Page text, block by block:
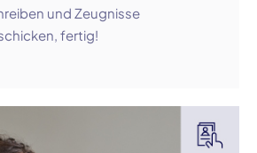
und Zeugnisse
fertig!